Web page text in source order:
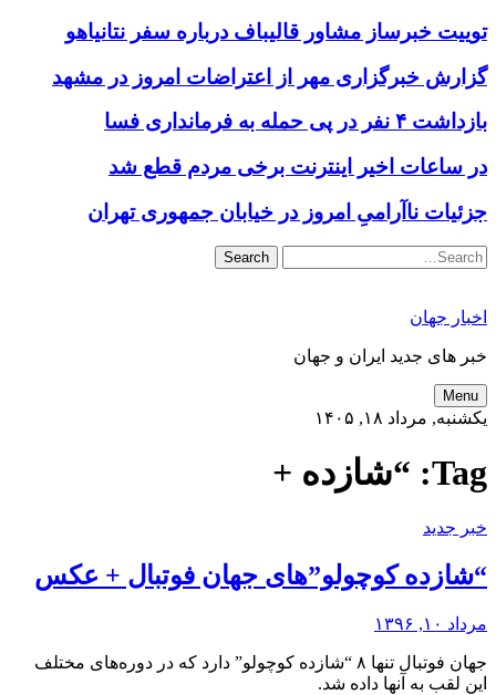
توییت خبرساز مشاور قالیباف درباره سفر نتانیاهو
گزارش خبرگزاری مهر از اعتراضات امروز در مشهد
بازداشت ۴ نفر در پی حمله به فرمانداری فسا
در ساعات اخیر اینترنت برخی مردم قطع شد
جزئیات ناآرامیِ امروز در خیابان جمهوری تهران
Search
اخبار جهان
خبر های جدید ایران و جهان
Menu
یکشنبه, مرداد ۱۸, ۱۴۰۵
Tag: “شازده +
خبر جدید
“شازده کوچولو”های جهان فوتبال + عکس
مرداد ۱۰, ۱۳۹۶
جهان فوتبال تنها ۸ “شازده کوچولو” دارد که در دوره‌های مختلف
این لقب به آنها داده شد.